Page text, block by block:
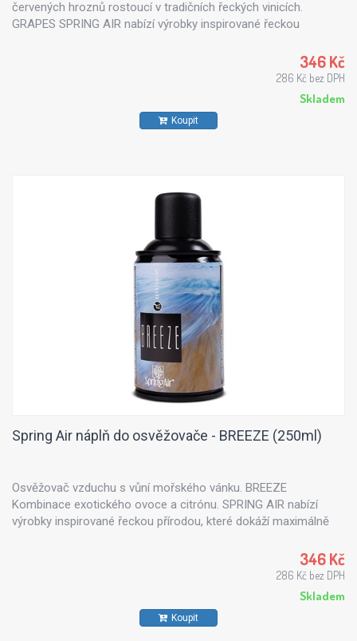
červených hroznů rostoucí v tradičních řeckých vinicích.
GRAPES SPRING AIR nabízí výrobky inspirované řeckou
Všechny vůně z řady Spring Air jsou vyrobeny z přírodních
esenciálních olejů - výtažku z květin, stromů, citrusů či
346 Kč
286 Kč bez DPH
Skladem
Koupit
Spring Air náplň do osvěžovače - BREEZE (250ml)
Osvěžovač vzduchu s vůní mořského vánku. BREEZE
Kombinace exotického ovoce a citrónu. SPRING AIR nabízí
výrobky inspirované řeckou přírodou, které dokáží maximálně
jsou vyrobeny z přírodních esenciálních olejů - výtažku z květin,
346 Kč
286 Kč bez DPH
Skladem
Koupit